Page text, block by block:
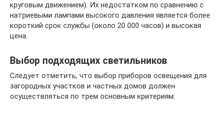
круговым движением). Их недостатком по сравнению с
натриевыми лампами высокого давления является более
короткий срок службы (около 20 000 часов) и высокая
цена.
Выбор подходящих светильников
Следует отметить, что выбор приборов освещения для
загородных участков и частных домов должен
осуществляться по трем основным критериям: